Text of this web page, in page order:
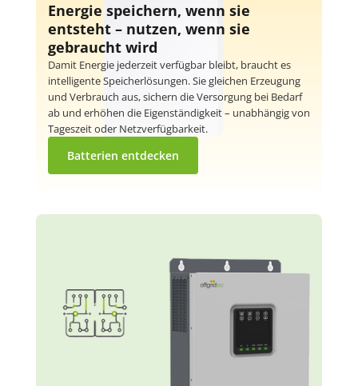
Energie speichern, wenn sie
entsteht – nutzen, wenn sie
gebraucht wird
Damit Energie jederzeit verfügbar bleibt, braucht es
intelligente Speicherlösungen. Sie gleichen Erzeugung
und Verbrauch aus, sichern die Versorgung bei Bedarf
ab und erhöhen die Eigenständigkeit – unabhängig von
Tageszeit oder Netzverfügbarkeit.
Batterien entdecken